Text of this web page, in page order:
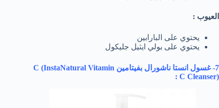
العيوب :
يحتوي على البارابين
يحتوي على بولي ايثيل جليكول
7- غسول انستا ناشورال بفيتامين C (InstaNatural Vitamin
C Cleanser) :